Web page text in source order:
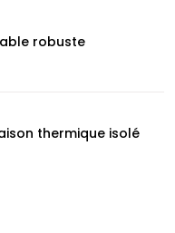
robuste
thermique isolé